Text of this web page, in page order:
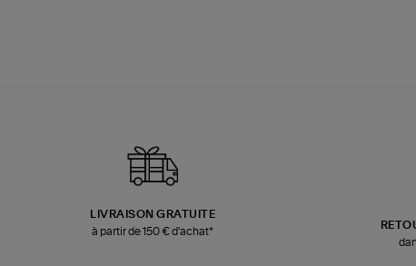
LIVRAISON GRATUITE
à partir de 150 € d'achat*